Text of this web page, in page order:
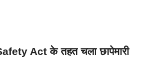
Act के तहत चला छापेमारी